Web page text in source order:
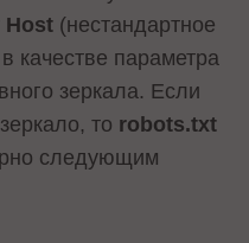
Host (нестандартное
качестве параметра
зеркала. Если
то robots.txt
следующим